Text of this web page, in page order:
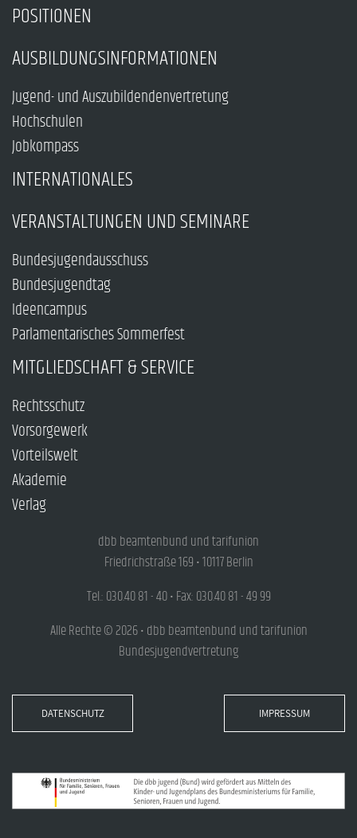
POSITIONEN
AUSBILDUNGSINFORMATIONEN
Jugend- und Auszubildendenvertretung
Hochschulen
Jobkompass
INTERNATIONALES
VERANSTALTUNGEN UND SEMINARE
Bundesjugendausschuss
Bundesjugendtag
Ideencampus
Parlamentarisches Sommerfest
MITGLIEDSCHAFT & SERVICE
Rechtsschutz
Vorsorgewerk
Vorteilswelt
Akademie
Verlag
dbb beamtenbund und tarifunion
Friedrichstraße 169 • 10117 Berlin
Tel.: 030.40 81 - 40 • Fax: 030.40 81 - 49 99
Alle Rechte © 2026 • dbb beamtenbund und tarifunion
Bundesjugendvertretung
DATENSCHUTZ IMPRESSUM